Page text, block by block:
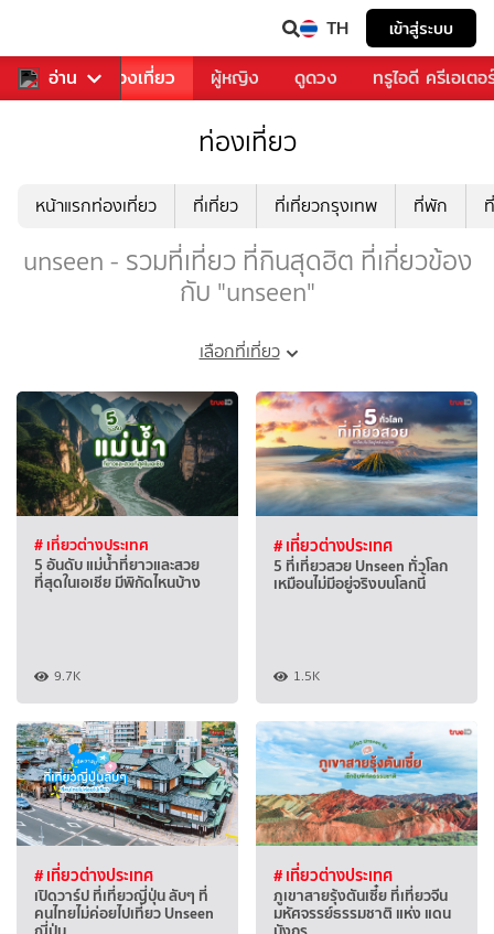
TH เข้าสู่ระบบ
อ่าน
อาหาร ท่องเที่ยว ผู้หญิง ดูดวง ทรูไอดี ครีเอเตอ
ท่องเที่ยว
หน้าแรกท่องเที่ยว ที่เที่ยว ที่เที่ยวกรุงเทพ ที่พัก
unseen - รวมที่เที่ยว ที่กินสุดฮิต ที่เกี่ยวข้อง
กับ "unseen"
เลือกที่เที่ยว
# เที่ยวต่างประเทศ
5 อันดับ แม่น้ำที่ยาวและสวย
ที่สุดในเอเชีย มีพิกัดไหนบ้าง
9.7K
# เที่ยวต่างประเทศ
5 ที่เที่ยวสวย Unseen ทั่วโลก
เหมือนไม่มีอยู่จริงบนโลกนี้
1.5K
# เที่ยวต่างประเทศ
เปิดวาร์ป ที่เที่ยวญี่ปุ่น ลับๆ ที่
คนไทยไม่ค่อยไปเที่ยว Unseen
# เที่ยวต่างประเทศ
ภูเขาสายรุ้งตันเซี๋ย ที่เที่ยวจีน
มหัศจรรย์ธรรมชาติ แห่ง แดน